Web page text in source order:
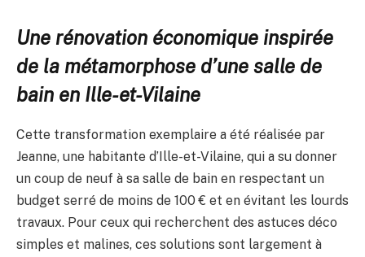
Une rénovation économique inspirée
de la métamorphose d’une salle de
bain en Ille-et-Vilaine
Cette transformation exemplaire a été réalisée par
Jeanne, une habitante d’Ille-et-Vilaine, qui a su donner
un coup de neuf à sa salle de bain en respectant un
budget serré de moins de 100 € et en évitant les lourds
travaux. Pour ceux qui recherchent des astuces déco
simples et malines, ces solutions sont largement à